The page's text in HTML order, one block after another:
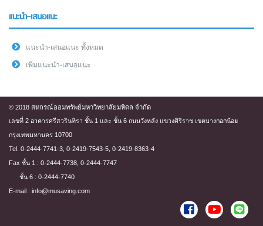
แนะนำ-เสนอแนะ
แนะนำ-เสนอแนะ ทั้งหมด
เพิ่มแนะนำ-เสนอแนะ
© 2018 สหกรณ์ออมทรัพย์มหาวิทยาลัยมหิดล จำกัด
เลขที่ 2 อาคารศรีสวรินทิรา ชั้น 1 และ ชั้น 6 ถนนวังหลัง แขวงศิริราช เขตบางกอกน้อย
กรุงเทพมหานคร 10700
Tel. 0-2444-7741-3, 0-2419-7543-5, 0-2419-8363-4
Fax ชั้น 1 : 0-2444-7738, 0-2444-7747
ชั้น 6 : 0-2444-7740
E-mail : info@musaving.com